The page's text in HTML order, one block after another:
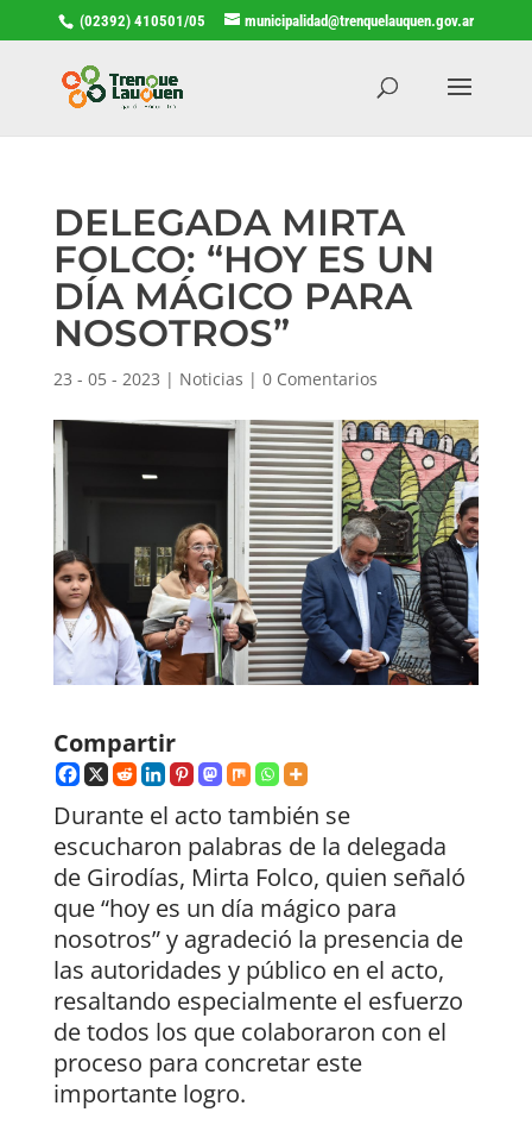
(02392) 410501/05 municipalidad@trenquelauquen.gov.ar
DELEGADA MIRTA
FOLCO: “HOY ES UN
DÍA MÁGICO PARA
NOSOTROS”
23 - 05 - 2023 | Noticias | 0 Comentarios
Compartir
Durante el acto también se
escucharon palabras de la delegada
de Girodías, Mirta Folco, quien señaló
que “hoy es un día mágico para
nosotros” y agradeció la presencia de
las autoridades y público en el acto,
resaltando especialmente el esfuerzo
de todos los que colaboraron con el
proceso para concretar este
importante logro.